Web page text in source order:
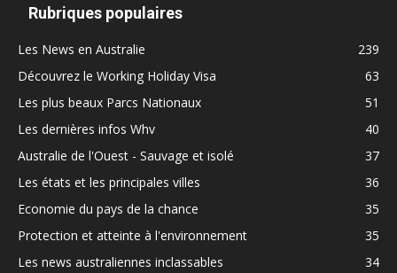
Rubriques populaires
Les News en Australie
239
Découvrez le Working Holiday Visa
63
Les plus beaux Parcs Nationaux
51
Les dernières infos Whv
40
Australie de l'Ouest - Sauvage et isolé
37
Les états et les principales villes
36
Economie du pays de la chance
35
Protection et atteinte à l'environnement
35
Les news australiennes inclassables
34